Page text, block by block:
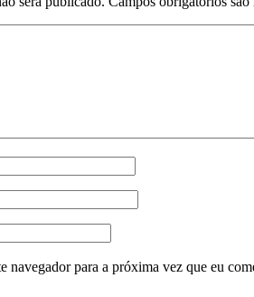
navegador para a próxima vez que eu